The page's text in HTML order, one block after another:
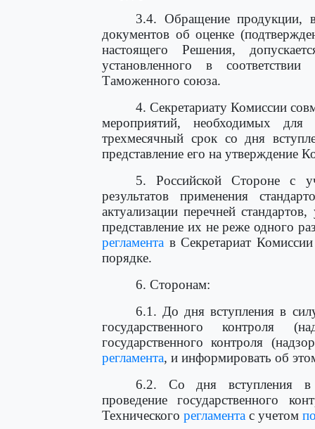
3.4. Обращение продукции,
документов об оценке
настоящего Решения,
установленного в
Таможенного союза.
4. Секретариату Комиссии
мероприятий, необходимых для
трехмесячный срок со дня
представление его на утверждение
5. Российской Стороне с
результатов применения
актуализации перечней
представление их не реже одного
регламента в Секретариат
порядке.
6. Сторонам:
6.1. До дня вступления в
государственного контроля
государственного контроля
регламента, и информировать об
6.2. Со дня вступления в
проведение государственного
Технического регламента с учетом